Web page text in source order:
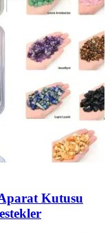
Kutusu